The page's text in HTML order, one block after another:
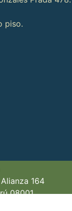
piso.
164
08001